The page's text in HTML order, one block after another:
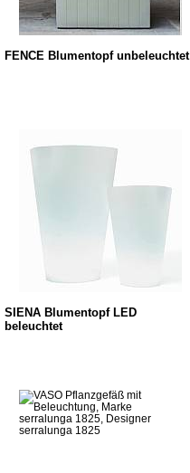
FENCE Blumentopf unbeleuchtet
SIENA Blumentopf LED
beleuchtet